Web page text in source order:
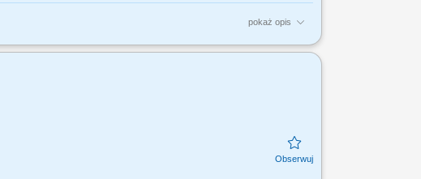
pokaż opis
i utrzymaniem dróg wodnych, obsługę urządzeń